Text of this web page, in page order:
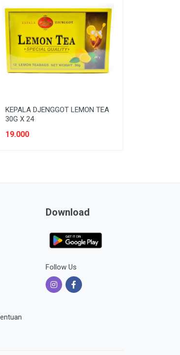
KEPALA DJENGGOT LEMON TEA
30G X 24
19.000
Download
Follow Us